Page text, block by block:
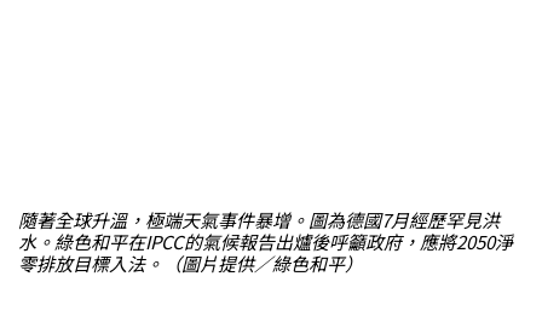
隨著全球升溫，極端天氣事件暴增。圖為德國7月經歷罕見洪
水。綠色和平在IPCC的氣候報告出爐後呼籲政府，應將2050淨
零排放目標入法。（圖片提供／綠色和平）